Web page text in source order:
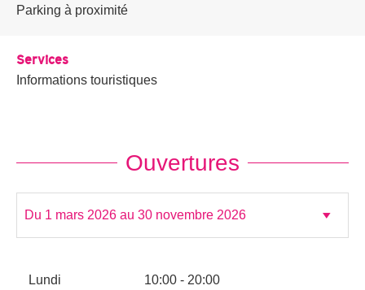
Parking à proximité
Services
Informations touristiques
Ouvertures
Lundi 10:00 - 20:00